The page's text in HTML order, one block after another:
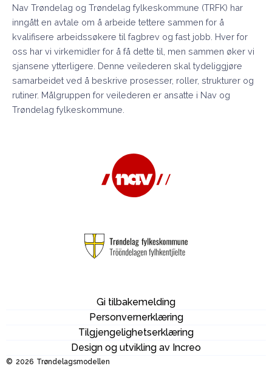
Nav Trøndelag og Trøndelag fylkeskommune (TRFK) har
inngått en avtale om å arbeide tettere sammen for å
kvalifisere arbeidssøkere til fagbrev og fast jobb. Hver for
oss har vi virkemidler for å få dette til, men sammen øker vi
sjansene ytterligere. Denne veilederen skal tydeliggjøre
samarbeidet ved å beskrive prosesser, roller, strukturer og
rutiner. Målgruppen for veilederen er ansatte i Nav og
Trøndelag fylkeskommune.
Gi tilbakemelding
Personvernerklæring
Tilgjengelighetserklæring
Design og utvikling av Increo
© 2026 Trøndelagsmodellen